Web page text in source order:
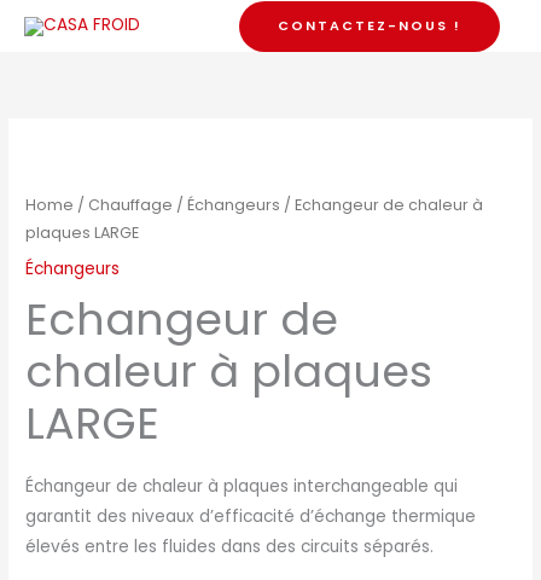
Skip
CONTACTEZ-NOUS !
Home / Chauffage /Échangeurs / Echangeur de chaleur à
plaques LARGE
Échangeurs
Echangeur de
chaleur à plaques
LARGE
Échangeur de chaleur à plaques interchangeable qui
garantit des niveaux d’efficacité d’échange thermique
élevés entre les fluides dans des circuits séparés.